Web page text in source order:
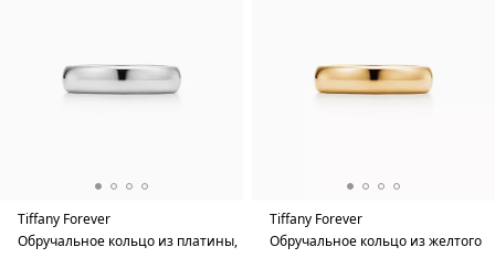
Tiffany Forever
Обручальное кольцо из платины,
Tiffany Forever
Обручальное кольцо из желтого